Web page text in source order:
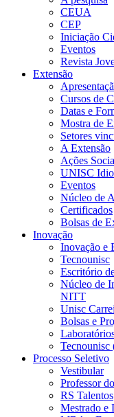
CEUA
CEP
Iniciação
Eventos
Revista
Extensão
Cursos de
Datas e
Mostra de
Setores
A Extensão
Ações
UNISC
Eventos
Núcleo de
Certificados
Bolsas de
Inovação
Inovação e
Tecnounisc
Escritório
Núcleo de
NITT
Unisc
Bolsas e
Tecnounisc
Processo Seletivo
Vestibular
Professor
RS Talentos
Mestrado e